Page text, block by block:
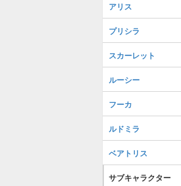
アリス
プリシラ
スカーレット
ルーシー
フーカ
ルドミラ
ベアトリス
サブキャラクター